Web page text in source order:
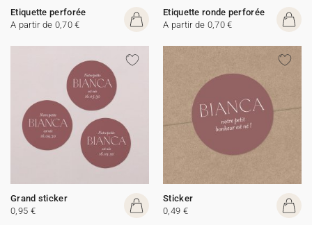
Etiquette perforée
A partir de 0,70 €
Etiquette ronde perforée
A partir de 0,70 €
Grand sticker
0,95 €
Sticker
0,49 €